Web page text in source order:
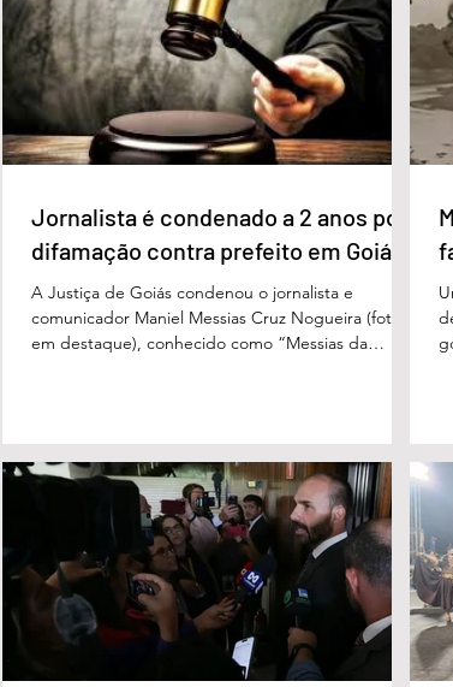
técnico. Na terceira colocação está o presidente
Luiz Inácio Lula da Silva (PT), com 23% das
intenções de voto. Os
Jornalista é condenado a 2 anos por
difamação contra prefeito em Goiás
A Justiça de Goiás condenou o jornalista e
comunicador Maniel Messias Cruz Nogueira (foto
em destaque), conhecido como “Messias da
proferida pelo juiz Hermes Pereira Vidigal, da Vara
Criminal da Comarca de Edéia. O jornalista
contesta a decisão e diz que sofre perseguição.
Apesar da condenação, a pena será cumprida em
regime inicialmente aberto e